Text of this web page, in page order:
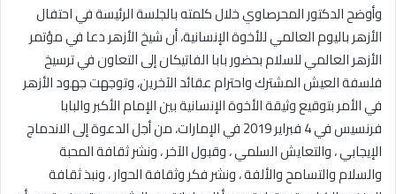
وأوضح الدكتور المحرصاوي خلال كلمته بالجلسة الرئيسة في احتفال
الأزهر باليوم العالمي للأخوة الإنسانية، أن شيخ الأزهر دعا في مؤتمر
الأزهر العالمي للسلام بحضور بابا الفاتيكان إلى التعاون في ترسيخ
فلسفة العيش المشترك واحترام عقائد الآخرين، وتوجهت جهود الأزهر
في الأمر بتوقيع وثيقة الأخوة الإنسانية بين الإمام الأكبر والبابا
فرنسيس في 4 فبراير 2019 في الإمارات، من أجل الدعوة إلى الاندماج
الإيجابي ، والتعايش السلمي ، وقبول الآخر ، ونشر ثقافة المحبة
والسلام والتسامح والألفة ، ونشر فكر وثقافة الحوار ، ونبذ ثقافة